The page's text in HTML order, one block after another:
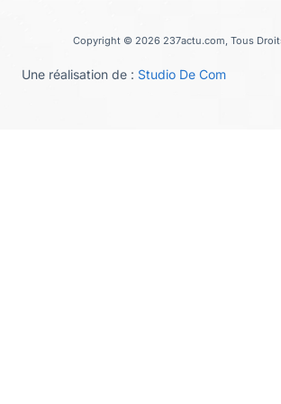
Copyright © 2026 237actu.com, Tous
Une réalisation de : Studio De Com